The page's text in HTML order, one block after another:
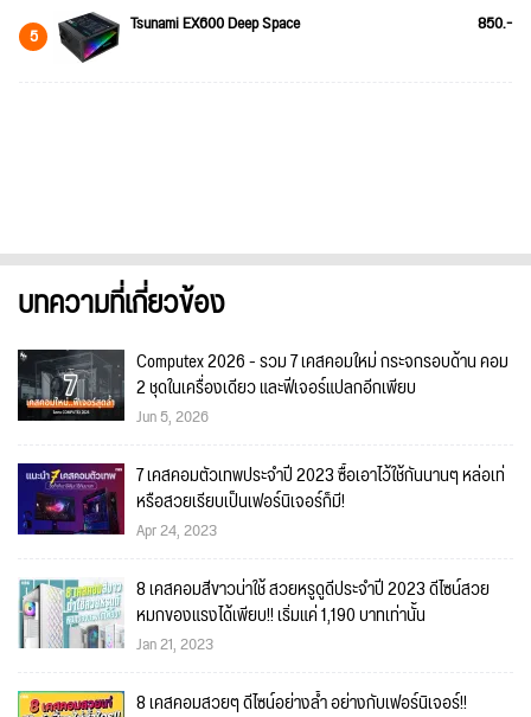
5 Tsunami EX600 Deep Space 850.-
บทความที่เกี่ยวข้อง
Computex 2026 - รวม 7 เคสคอมใหม่ กระจกรอบด้าน คอม
2 ชุดในเครื่องเดียว และฟีเจอร์แปลกอีกเพียบ
Jun 5, 2026
7 เคสคอมตัวเทพประจำปี 2023 ซื้อเอาไว้ใช้กันนานๆ หล่อเท่
หรือสวยเรียบเป็นเฟอร์นิเจอร์ก็มี!
Apr 24, 2023
8 เคสคอมสีขาวน่าใช้ สวยหรูดูดีประจำปี 2023 ดีไซน์สวย
หมกของแรงได้เพียบ!! เริ่มแค่ 1,190 บาทเท่านั้น
Jan 21, 2023
8 เคสคอมสวยๆ ดีไซน์อย่างล้ำ อย่างกับเฟอร์นิเจอร์!!